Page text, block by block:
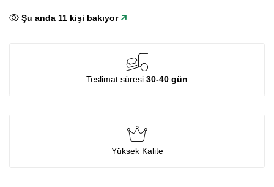
Şu anda 11 kişi bakıyor
Teslimat süresi 30-40 gün
Yüksek Kalite